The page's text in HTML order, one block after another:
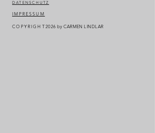
DATENSCHUTZ
IMPRESSUM
COPYRIGHT2026 by CARMEN LINDLAR